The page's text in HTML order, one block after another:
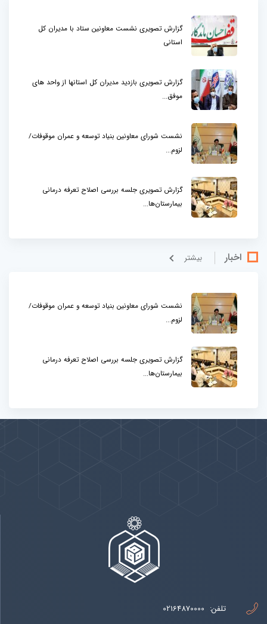
گزارش تصویری نشست معاونین ستاد با مدیران کل
استانی
گزارش تصویری بازدید مدیران کل استانها از واحد های
موفق...
نشست شورای معاونین بنیاد توسعه و عمران موقوفات/
لزوم...
گزارش تصویری جلسه بررسی اصلاح تعرفه درمانی
بیمارستان‌ها...
اخبار بيشتر
نشست شورای معاونین بنیاد توسعه و عمران موقوفات/
لزوم...
گزارش تصویری جلسه بررسی اصلاح تعرفه درمانی
بیمارستان‌ها...
تلفن: 02164870000